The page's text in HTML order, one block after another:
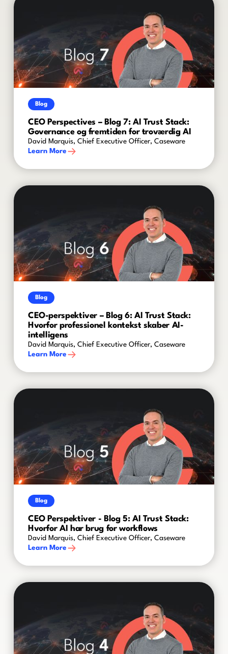
Blog
CEO Perspectives – Blog 7: AI Trust Stack:
Governance og fremtiden for troværdig AI
David Marquis, Chief Executive Officer, Caseware
Learn More
Blog
CEO-perspektiver – Blog 6: AI Trust Stack:
Hvorfor professionel kontekst skaber AI-
intelligens
David Marquis, Chief Executive Officer, Caseware
Learn More
Blog
CEO Perspektiver - Blog 5: AI Trust Stack:
Hvorfor AI har brug for workflows
David Marquis, Chief Executive Officer, Caseware
Learn More